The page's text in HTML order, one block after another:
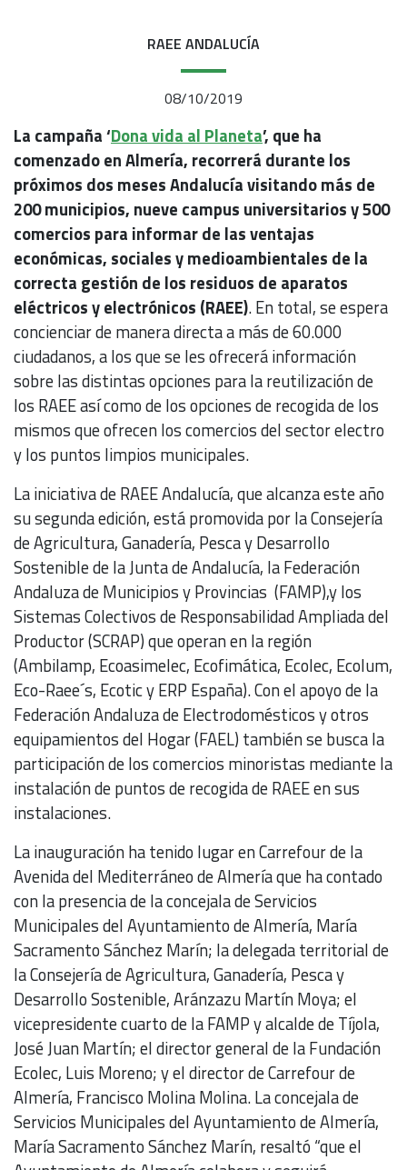
RAEE ANDALUCÍA
08/10/2019
La campaña ‘Dona vida al Planeta’, que ha
comenzado en Almería, recorrerá durante los
próximos dos meses Andalucía visitando más de
200 municipios, nueve campus universitarios y 500
comercios para informar de las ventajas
económicas, sociales y medioambientales de la
correcta gestión de los residuos de aparatos
eléctricos y electrónicos (RAEE). En total, se espera
concienciar de manera directa a más de 60.000
ciudadanos, a los que se les ofrecerá información
sobre las distintas opciones para la reutilización de
los RAEE así como de los opciones de recogida de los
mismos que ofrecen los comercios del sector electro
y los puntos limpios municipales.
La iniciativa de RAEE Andalucía, que alcanza este año
su segunda edición, está promovida por la Consejería
de Agricultura, Ganadería, Pesca y Desarrollo
Sostenible de la Junta de Andalucía, la Federación
Andaluza de Municipios y Provincias (FAMP),y los
Sistemas Colectivos de Responsabilidad Ampliada del
Productor (SCRAP) que operan en la región
(Ambilamp, Ecoasimelec, Ecofimática, Ecolec, Ecolum,
Eco-Raee´s, Ecotic y ERP España). Con el apoyo de la
Federación Andaluza de Electrodomésticos y otros
equipamientos del Hogar (FAEL) también se busca la
participación de los comercios minoristas mediante la
instalación de puntos de recogida de RAEE en sus
instalaciones.
La inauguración ha tenido lugar en Carrefour de la
Avenida del Mediterráneo de Almería que ha contado
con la presencia de la concejala de Servicios
Municipales del Ayuntamiento de Almería, María
Sacramento Sánchez Marín; la delegada territorial de
la Consejería de Agricultura, Ganadería, Pesca y
Desarrollo Sostenible, Aránzazu Martín Moya; el
vicepresidente cuarto de la FAMP y alcalde de Tíjola,
José Juan Martín; el director general de la Fundación
Ecolec, Luis Moreno; y el director de Carrefour de
Almería, Francisco Molina Molina. La concejala de
Servicios Municipales del Ayuntamiento de Almería,
María Sacramento Sánchez Marín, resaltó “que el